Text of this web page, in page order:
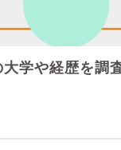
大学や経歴を調